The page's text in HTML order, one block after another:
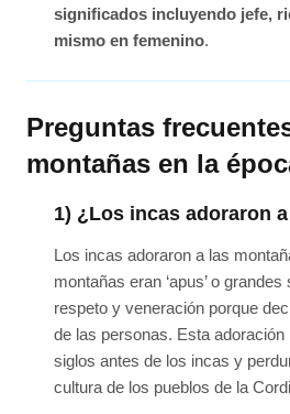
significados incluyendo jefe,
mismo en femenino.
Preguntas
montañas en la
1) ¿Los incas adoraron
Los incas adoraron a las
montañas eran ‘apus’ o
respeto y veneración porque
de las personas. Esta
siglos antes de los incas y
cultura de los pueblos de la